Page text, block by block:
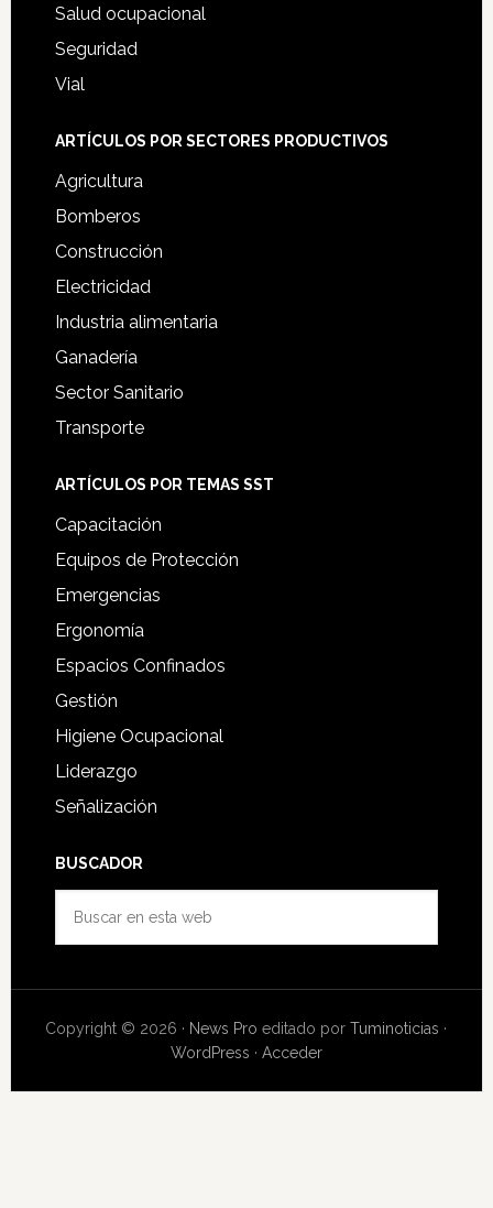
Salud ocupacional
Seguridad
Vial
ARTÍCULOS POR SECTORES PRODUCTIVOS
Agricultura
Bomberos
Construcción
Electricidad
Industria alimentaria
Ganadería
Sector Sanitario
Transporte
ARTÍCULOS POR TEMAS SST
Capacitación
Equipos de Protección
Emergencias
Ergonomía
Espacios Confinados
Gestión
Higiene Ocupacional
Liderazgo
Señalización
BUSCADOR
web
Copyright © 2026 · News Pro editado porTuminoticias ·
WordPress · Acceder